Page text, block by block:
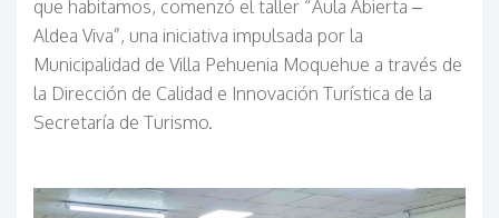
que habitamos, comenzó el taller “Aula Abierta –
Aldea Viva”, una iniciativa impulsada por la
Municipalidad de Villa Pehuenia Moquehue a través de
la Dirección de Calidad e Innovación Turística de la
Secretaría de Turismo.